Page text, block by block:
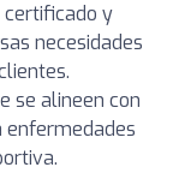
certificado y
necesidades
se alineen con
enfermedades